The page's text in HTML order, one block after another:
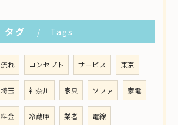
タグ Tags
流れ コンセプト サービス 東京
埼玉 神奈川 家具 ソファ 家電
料金 冷蔵庫 業者 電線